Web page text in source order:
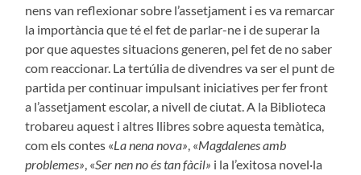
nens van reflexionar sobre l’assetjament i es va remarcar
la importància que té el fet de parlar-ne i de superar la
por que aquestes situacions generen, pel fet de no saber
com reaccionar. La tertúlia de divendres va ser el punt de
partida per continuar impulsant iniciatives per fer front
a l’assetjament escolar, a nivell de ciutat. A la Biblioteca
trobareu aquest i altres llibres sobre aquesta temàtica,
com els contes «La nena nova», «Magdalenes amb
problemes», «Ser nen no és tan fàcil» i la l’exitosa novel·la